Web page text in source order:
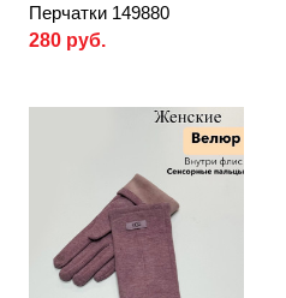
Перчатки 149880
280 руб.